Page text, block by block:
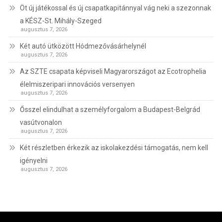
Öt új játékossal és új csapatkapitánnyal vág neki a szezonnak
a KÉSZ-St. Mihály-Szeged
augusztus 7, 2026
Két autó ütközött Hódmezővásárhelynél
augusztus 7, 2026
Az SZTE csapata képviseli Magyarországot az Ecotrophelia
élelmiszeripari innovációs versenyen
augusztus 7, 2026
Ősszel elindulhat a személyforgalom a Budapest-Belgrád
vasútvonalon
augusztus 7, 2026
Két részletben érkezik az iskolakezdési támogatás, nem kell
igényelni
augusztus 7, 2026